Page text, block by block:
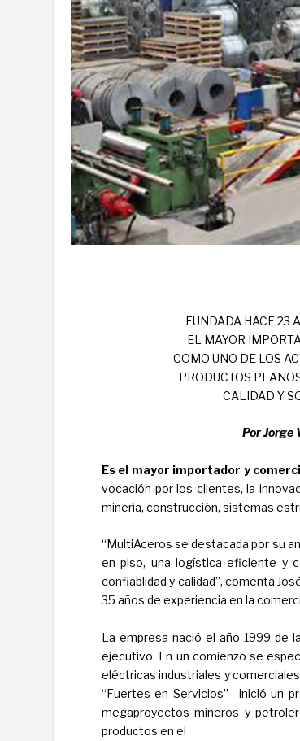
FUNDADA HACE 23
EL MAYOR
COMO UNO DE LOS
PRODUCTOS
CALIDAD Y
Por Jorge
Es el mayor importador y
vocación por los clientes, la
minería, construcción, sistemas
“MultiAceros se destacada por su
en piso, una logística eficiente y
confiablidad y calidad”, comenta
35 años de experiencia en la
La empresa nació el año 1999 de
ejecutivo. En un comienzo se
eléctricas industriales y
“Fuertes en Servicios”– inició un
megaproyectos mineros y
productos en el